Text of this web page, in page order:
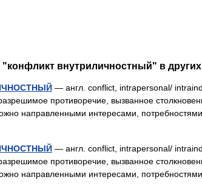
"конфликт внутриличностный" в
— англ. conflict, intrapersonal/
противоречие, вызванное
направленными интересами,
— англ. conflict, intrapersonal/
противоречие, вызванное
направленными интересами,